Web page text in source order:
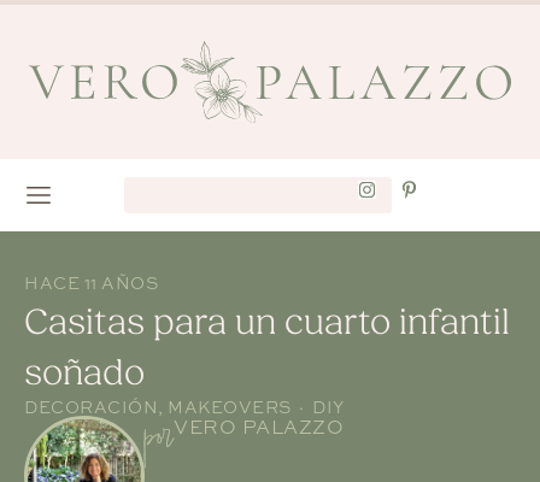
HACE 11 AÑOS
Casitas para un cuarto infantil
soñado
DECORACIÓN MAKEOVERS · DIY
porVERO PALAZZO